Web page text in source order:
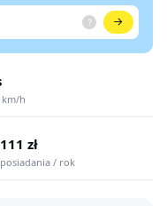
km/h
zł
/ rok